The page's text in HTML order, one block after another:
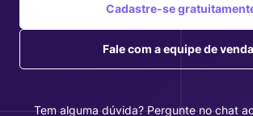
Cadastre-se
Fale com a equipe de
Tem alguma dúvida? Pergunte no chat